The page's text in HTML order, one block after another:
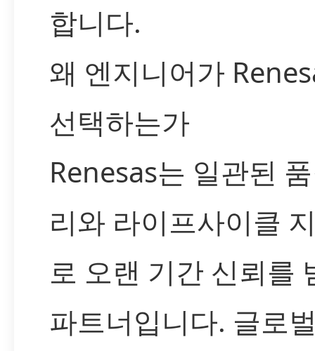
합니다.
왜 엔지니어가
선택하는가
Renesas는 일관된
리와 라이프사이클
로 오랜 기간 신뢰를
파트너입니다. 글로